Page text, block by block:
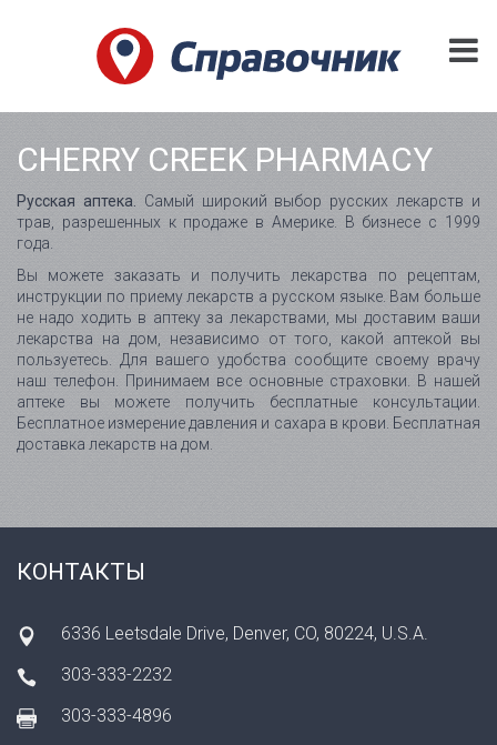
CHERRY CREEK PHARMACY
Русская аптека.
Самый широкий выбор русских лекарств и
трав, разрешенных к продаже в Америке. В бизнесе с 1999
года.
Вы можете заказать и получить лекарства по рецептам,
инструкции по приему лекарств а русском языке. Вам больше
не надо ходить в аптеку за лекарствами, мы доставим ваши
лекарства на дом, независимо от того, какой аптекой вы
пользуетесь. Для вашего удобства сообщите своему врачу
наш телефон. Принимаем все основные страховки. В нашей
аптеке вы можете получить бесплатные консультации.
Бесплатное измерение давления и сахара в крови. Бесплатная
доставка лекарств на дом.
КОНТАКТЫ
6336 Leetsdale Drive, Denver, CO, 80224, U.S.A.
303-333-2232
303-333-4896